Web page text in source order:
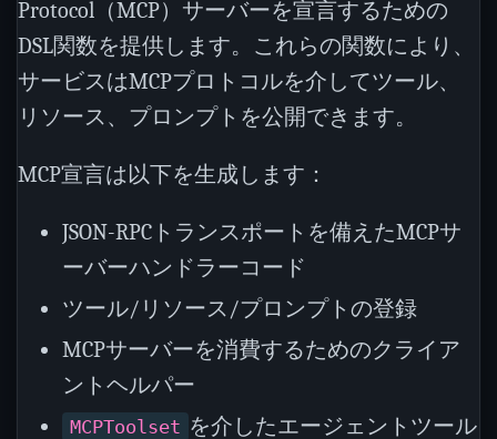
Protocol（MCP）サーバーを宣言するための
DSL関数を提供します。これらの関数により、
サービスはMCPプロトコルを介してツール、
リソース、プロンプトを公開できます。
MCP宣言は以下を生成します：
JSON-RPCトランスポートを備えたMCPサ
ーバーハンドラーコード
ツール/リソース/プロンプトの登録
MCPサーバーを消費するためのクライア
ントヘルパー
MCPToolset を介したエージェントツール